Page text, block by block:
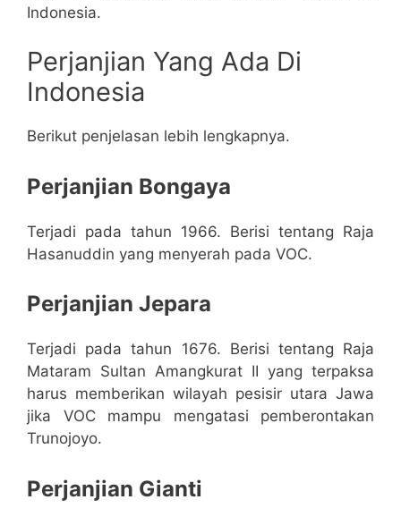
Indonesia.
Perjanjian Yang Ada Di
Indonesia
Berikut penjelasan lebih lengkapnya.
Perjanjian Bongaya
Terjadi pada tahun 1966. Berisi tentang Raja
Hasanuddin yang menyerah pada VOC.
Perjanjian Jepara
Terjadi pada tahun 1676. Berisi tentang Raja
Mataram Sultan Amangkurat II yang terpaksa
harus memberikan wilayah pesisir utara Jawa
jika VOC mampu mengatasi pemberontakan
Trunojoyo.
Perjanjian Gianti